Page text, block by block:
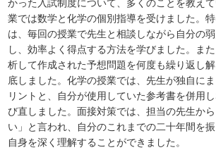
かった入試制度について、多くのことを教え
業では数学と化学の個別指導を受けました。
は、毎回の授業で先生と相談しながら自分の
し、効率よく得点する方法を学びました。ま
析して作成された予想問題を何度も繰り返し
底しました。化学の授業では、先生が独自に
リントと、自分が使用していた参考書を併用
び直しました。面接対策では、担当の先生か
い」と言われ、自分のこれまでの二十年間を
自身を深く理解することができました。